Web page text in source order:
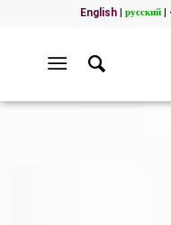
|
English| русский